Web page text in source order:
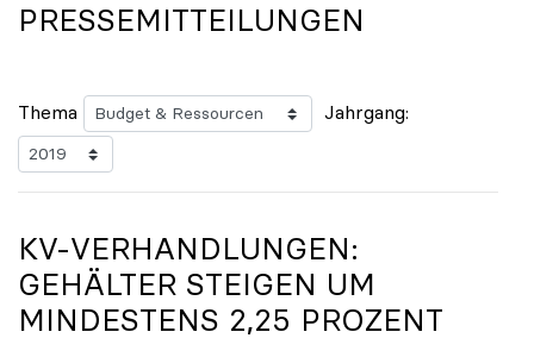
PRESSEMITTEILUNGEN
Thema Jahrgang:
KV-VERHANDLUNGEN:
GEHÄLTER STEIGEN UM
MINDESTENS 2,25 PROZENT